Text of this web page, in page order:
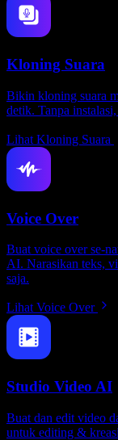
Kloning Suara
Bikin kloning suara
detik. Tanpa
Lihat Kloning Suara
Voice Over
Buat voice over se-
AI. Narasikan teks,
saja.
Lihat Voice Over
Studio Video AI
Buat dan edit video
untuk editing &